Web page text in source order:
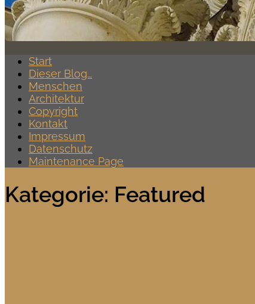
Start
Dieser Blog…
Menschen
Architektur
Copyright
Kontakt
Impressum
Datenschutz
Maintenance Page
Kategorie: Featured